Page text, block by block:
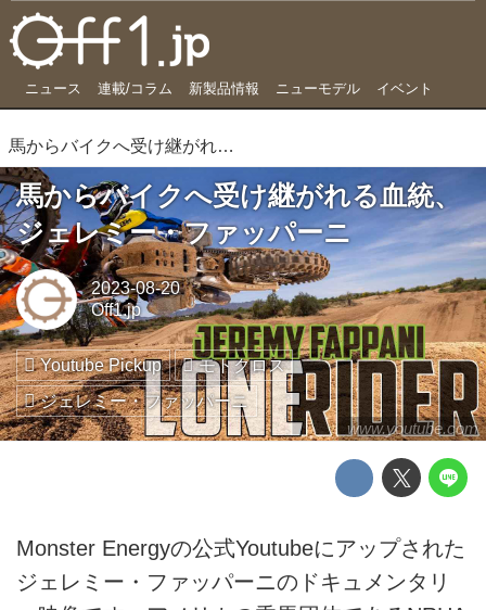
ニュース 連載/コラム 新製品情報 ニューモデル イベント
馬からバイクへ受け継がれる血統、ジェレミー・ファッパーニ
www.youtube.com
馬からバイクへ受け継がれる血統、
ジェレミー・ファッパーニ
2023-08-20
Off1.jp
Youtube Pickup
モトクロス
ジェレミー・ファッパーニ
Monster Energyの公式Youtubeにアップされた
ジェレミー・ファッパーニのドキュメンタリ